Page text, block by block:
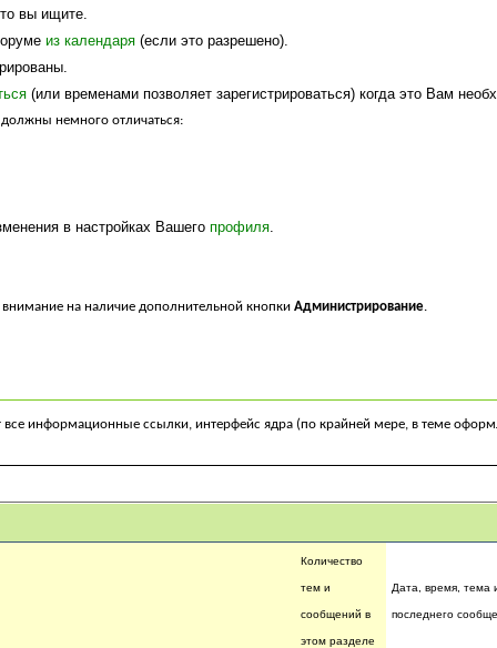
вы ищите.
из календаря(если это разрешено).
(или временами позволяет зарегистрироваться) когда это Вам
немного отличаться:
в настройках Вашего профиля.
на наличие дополнительной кнопки Администрирование.
все информационные ссылки, интерфейс ядра (по крайней мере, в теме
Количество
тем и
сообщений в
этом разделе
Дата, время, тема
последнего